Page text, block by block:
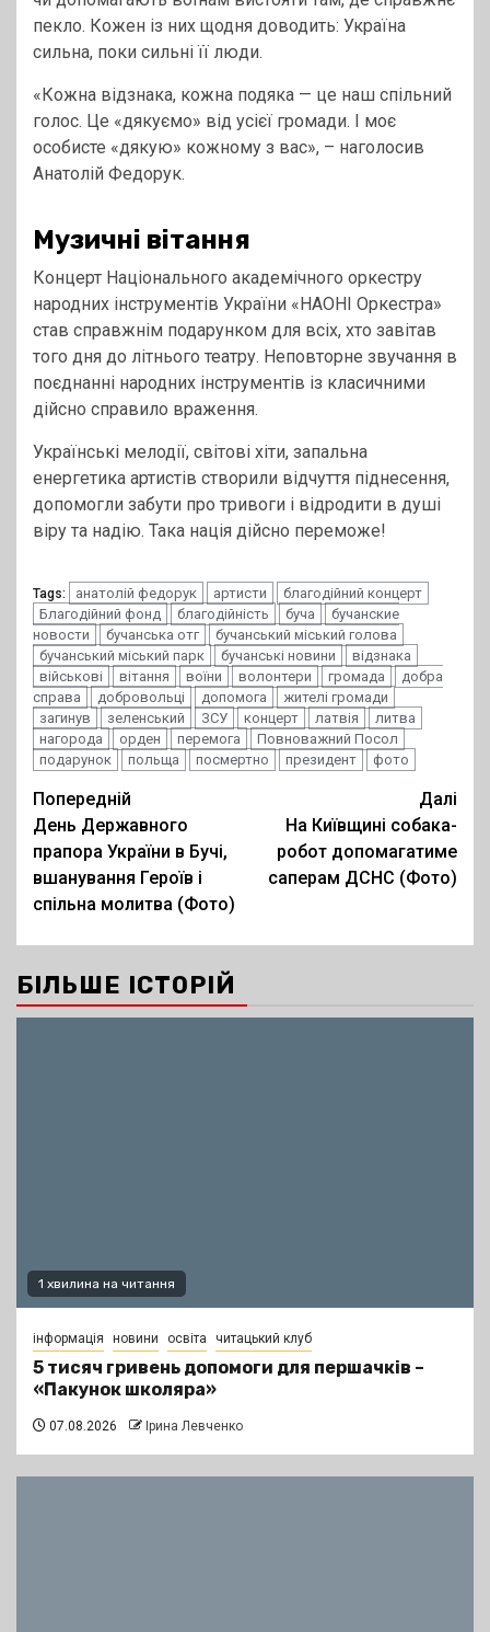
пекло. Кожен із них щодня доводить: Україна
сильна, поки сильні її люди.
«Кожна відзнака, кожна подяка — це наш спільний
голос. Це «дякуємо» від усієї громади. І моє
особисте «дякую» кожному з вас», – наголосив
Анатолій Федорук.
Музичні вітання
Концерт Національного академічного оркестру
народних інструментів України «НАОНІ Оркестра»
став справжнім подарунком для всіх, хто завітав
того дня до літнього театру. Неповторне звучання в
поєднанні народних інструментів із класичними
дійсно справило враження.
Українські мелодії, світові хіти, запальна
енергетика артистів створили відчуття піднесення,
допомогли забути про тривоги і відродити в душі
віру та надію. Така нація дійсно переможе!
Tags: анатолій федорук артисти
благодійний концерт
Благодійний фонд
благодійність буча
бучанские
новости
бучанська отг
бучанський міський голова
бучанський міський парк
бучанські новини
відзнака
військові
вітання воїни волонтери громада
добра
справа
добровольці допомога
жителі громади
загинув
зеленський ЗСУ концерт латвія
литва
нагорода
орден перемога
Повноважний Посол
подарунок
польща посмертно президент фото
Post
navigation
Попередній
День Державного
прапора України в Бучі,
вшанування Героїв і
спільна молитва (Фото)
Далі
На Київщині собака-
робот допомагатиме
саперам ДСНС (Фото)
БІЛЬШЕ ІСТОРІЙ
1 хвилина на читання
інформація новини освіта читацький клуб
5 тисяч гривень допомоги для першачків –
«Пакунок школяра»
07.08.2026 Ірина Левченко